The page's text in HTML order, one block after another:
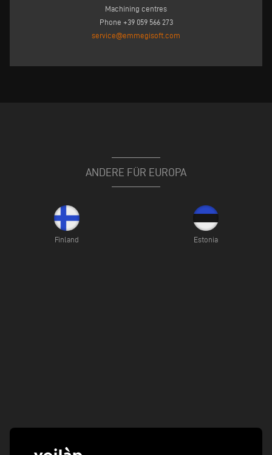
Machining centres
Phone +39 059 566 273
service@emmegisoft.com
ANDERE FÜR EUROPA
Finland Estonia